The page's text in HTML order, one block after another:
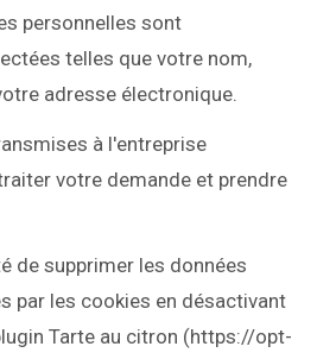
personnelles sont
telles que votre nom,
adresse électronique.
à l'entreprise
votre demande et prendre
de supprimer les données
par les cookies en désactivant
Tarte au citron (https://opt-